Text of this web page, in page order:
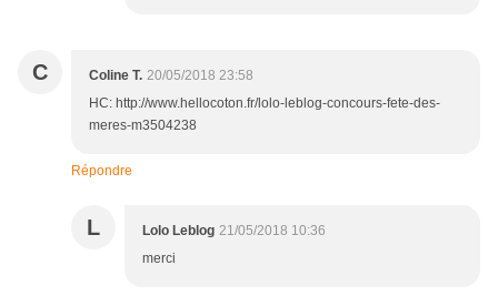
C Coline T. 20/05/2018 23:58
HC: http://www.hellocoton.fr/lolo-leblog-concours-fete-des-
meres-m3504238
Répondre
L Lolo Leblog 21/05/2018 10:36
merci